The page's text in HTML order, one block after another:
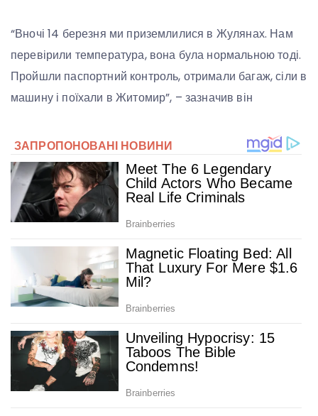
“Вночі 14 березня ми приземлилися в Жулянах. Нам
перевірили температура, вона була нормальною тоді.
Пройшли паспортний контроль, отримали багаж, сіли в
машину і поїхали в Житомир”, – зазначив він